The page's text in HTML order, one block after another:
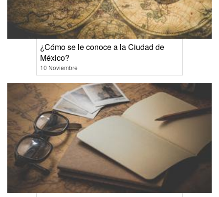
¿Cómo se le conoce a la Ciudad de
México?
10 Noviembre